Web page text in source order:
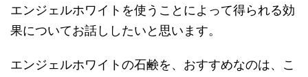
エンジェルホワイトを使うことによって得られる効
果についてお話ししたいと思います。
エンジェルホワイトの石鹸を、おすすめなのは、こ